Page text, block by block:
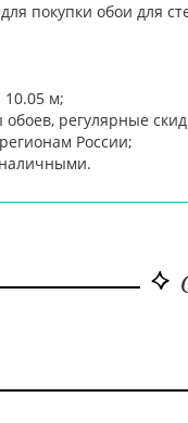
покупки обои для
м;
регулярные
России;